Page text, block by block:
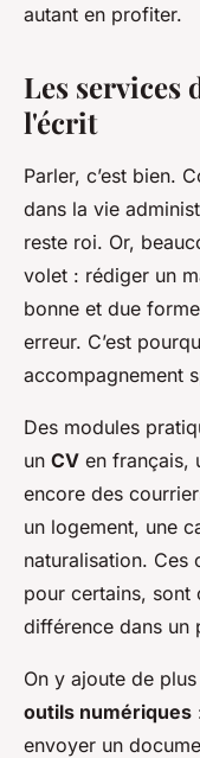
autant en profiter.
Les services
l'écrit
Parler, c’est bien.
dans la vie
reste roi. Or,
volet : rédiger un
bonne et due
erreur. C’est
accompagnement
Des modules
un CV en français,
encore des
un logement, une
naturalisation. Ces
pour certains, sont
différence dans un
On y ajoute de
outils numériques
envoyer un